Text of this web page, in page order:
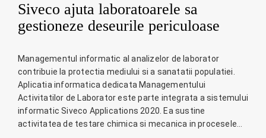
Siveco ajuta laboratoarele sa
gestioneze deseurile periculoase
Managementul informatic al analizelor de laborator
contribuie la protectia mediului si a sanatatii populatiei.
Aplicatia informatica dedicata Managementului
Activitatilor de Laborator este parte integrata a sistemului
informatic Siveco Applications 2020. Ea sustine
activitatea de testare chimica si mecanica in procesele…